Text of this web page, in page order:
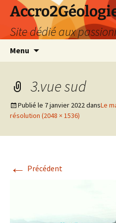
Site dédié aux
Menu
3.vue sud
Publié le 7 janvier 2022dansLe
résolution (2048 × 1536)
← Précédent